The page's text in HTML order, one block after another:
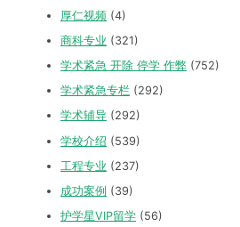
厚仁视频 (4)
商科专业 (321)
学术紧急 开除 停学 作弊 (752)
学术紧急专栏 (292)
学术辅导 (292)
学校介绍 (539)
工程专业 (237)
成功案例 (39)
护学星VIP留学 (56)